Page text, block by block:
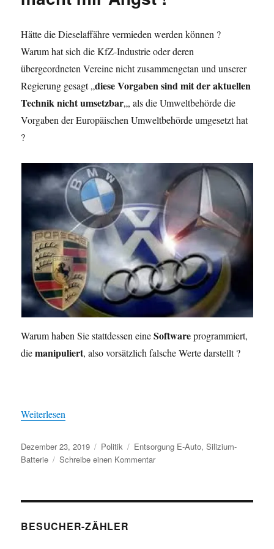
Hätte die Dieselaffähre vermieden werden können ?
Warum hat sich die KfZ-Industrie oder deren
übergeordneten Vereine nicht zusammengetan und unserer
Regierung gesagt „diese Vorgaben sind mit der aktuellen
Technik nicht umsetzbar„, als die Umweltbehörde die
Vorgaben der Europäischen Umweltbehörde umgesetzt hat
?
Warum haben Sie stattdessen eineSoftwareprogrammiert,
diemanipuliert, also vorsätzlich falsche Werte darstellt ?
Weiterlesen
Veröffentlicht
am
Dezember 23, 2019 Kategorien
Politik Schlagwörter
Entsorgung E-Auto,Silizium-
Batterie
Schreibe einen Kommentarzu
BESUCHER-ZÄHLER